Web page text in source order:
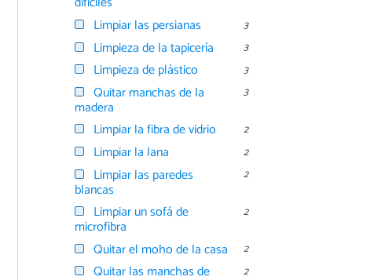
Limpiar las persianas 3
Limpieza de la tapicería 3
Limpieza de plástico 3
Quitar manchas de la
madera
3
Limpiar la fibra de vidrio 2
Limpiar la lana 2
Limpiar las paredes
blancas
2
Limpiar un sofá de
microfibra
2
Quitar el moho de la casa 2
Quitar las manchas de 2